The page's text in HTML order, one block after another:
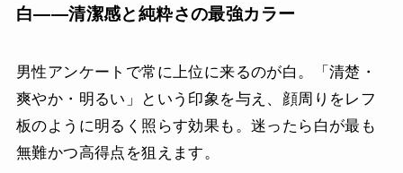
白——清潔感と純粋さの最強カラー
男性アンケートで常に上位に来るのが白。「清楚・
爽やか・明るい」という印象を与え、顔周りをレフ
板のように明るく照らす効果も。迷ったら白が最も
無難かつ高得点を狙えます。